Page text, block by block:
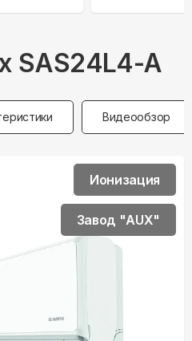
SAS24L4-A
Видеообзор
Ионизация
Завод "AUX"